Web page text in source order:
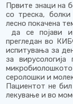
Првите знаци на
со треска,
лесно покачена
да се појави
прегледан во
испитувања за
за
серолошки и
Пациентот не
лекување и во